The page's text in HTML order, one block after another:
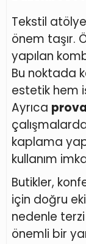
Tekstil
önem taşır.
yapılan
Bu noktada
estetik hem
Ayrıca
kaplama
kullanım
Butikler,
için doğru
nedenle
önemli bir